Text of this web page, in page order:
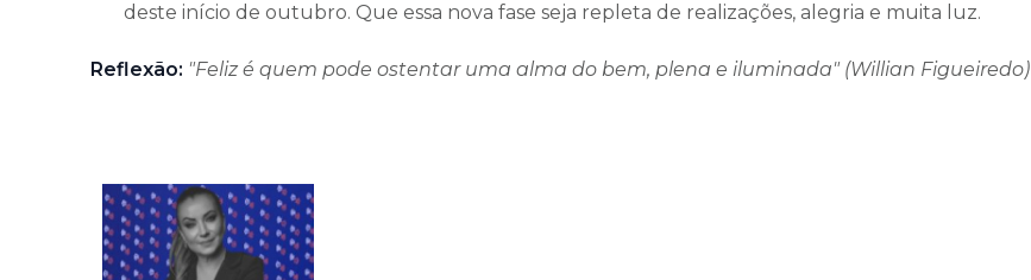
deste início de outubro. Que essa nova fase seja repleta de realizações, alegria e muita luz.
Reflexão: "Feliz é quem pode ostentar uma alma do bem, plena e iluminada" (Willian Figueiredo)